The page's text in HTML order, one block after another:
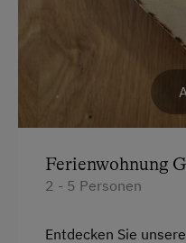
Bäuerliches
Mithilfe am Hof
Skifahren
Handtücher
Wasserkocher
Ferienwohnung
2 - 5 Personen
Entdecken Sie